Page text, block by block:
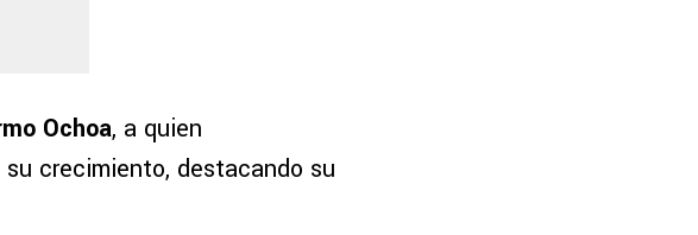
Ochoa, a quien
crecimiento, destacando su